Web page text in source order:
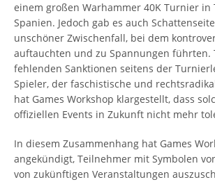
einem großen Warhammer 40K Turnier in
Spanien. Jedoch gab es auch
unschöner Zwischenfall, bei dem
auftauchten und zu Spannungen führten.
fehlenden Sanktionen seitens der
Spieler, der faschistische und
hat Games Workshop klargestellt, dass
offiziellen Events in Zukunft nicht mehr
In diesem Zusammenhang hat Games
angekündigt, Teilnehmer mit Symbolen
von zukünftigen Veranstaltungen